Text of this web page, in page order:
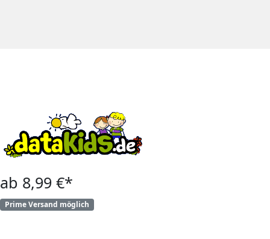
ab 8,99 €*
Prime Versand möglich